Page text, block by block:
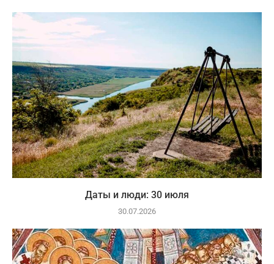
Даты и люди: 30 июля
30.07.2026